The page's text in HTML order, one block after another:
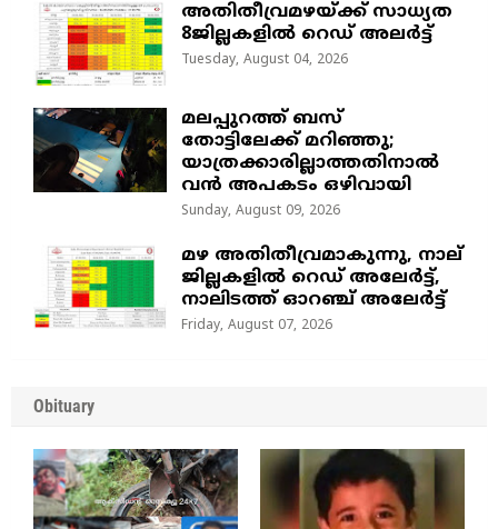
അതിതീവ്രമഴയ്ക്ക് സാധ്യത
8ജില്ലകളിൽ റെഡ് അലർട്ട്
Tuesday, August 04, 2026
മലപ്പുറത്ത് ബസ്
തോട്ടിലേക്ക് മറിഞ്ഞു;
യാത്രക്കാരില്ലാത്തതിനാൽ
വൻ അപകടം ഒഴിവായി
Sunday, August 09, 2026
മഴ അതിതീവ്രമാകുന്നു, നാല്
ജില്ലകളില്‍ റെഡ് അലേര്‍ട്ട്‌,
നാലിടത്ത് ഓറഞ്ച് അലേർട്ട്
Friday, August 07, 2026
Obituary